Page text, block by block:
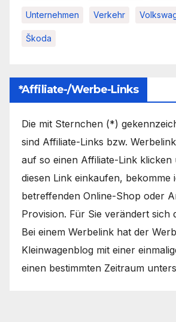
Unternehmen Verkehr
Škoda
*Affiliate-/Werbe-Links
Die mit Sternchen (*)
sind Affiliate-Links bzw.
auf so einen Affiliate-Link klicken
diesen Link einkaufen, bekomme
betreffenden Online-Shop oder
Provision. Für Sie verändert sich
Bei einem Werbelink hat der
Kleinwagenblog mit einer
einen bestimmten Zeitraum